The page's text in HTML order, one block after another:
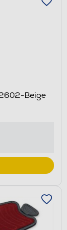
Beige